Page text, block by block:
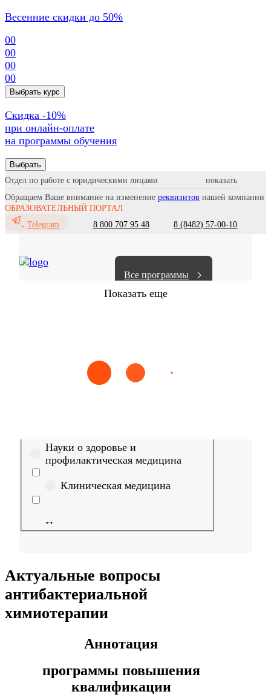
Весенние скидки до 50%
00
00
00
00
Выбрать курс
Cкидка -10%
при онлайн-оплате
на программы обучения
Выбрать
Отдел по работе с юридическими лицами
Обращаем Ваше внимание на изменение реквизитов нашей компании
ОБРАЗОВАТЕЛЬНЫЙ ПОРТАЛ
Telegram
8 800 707 95 48 8 (8482) 57-00-10
Все программы
Показать еще
Сестринское дело Эпидемиология
Выберите направление
Науки о здоровье и
профилактическая медицина
Клиническая медицина
Правовые дисциплины в
Управленческие дисциплины в
медицине
Здравоохранение и медицинские
науки
Образование и педагогические
Актуальные вопросы
антибактериальной
химиотерапии
Аннотация
программы повышения
квалификации